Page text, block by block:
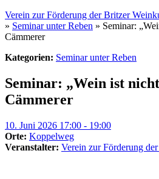
Verein zur Förderung der Britzer
» Seminar unter Reben » Seminar:
Cämmerer
Kategorien: Seminar unter Reben
Seminar: „Wein ist
Cämmerer
10. Juni 2026 17:00 - 19:00
Orte: Koppelweg
Veranstalter: Verein zur Förderung